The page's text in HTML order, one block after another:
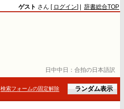
日中中日： 合拍の日本語訳
ゲスト さん [ ログイン] | 辞書総合TOP
検索フォームの固定解除